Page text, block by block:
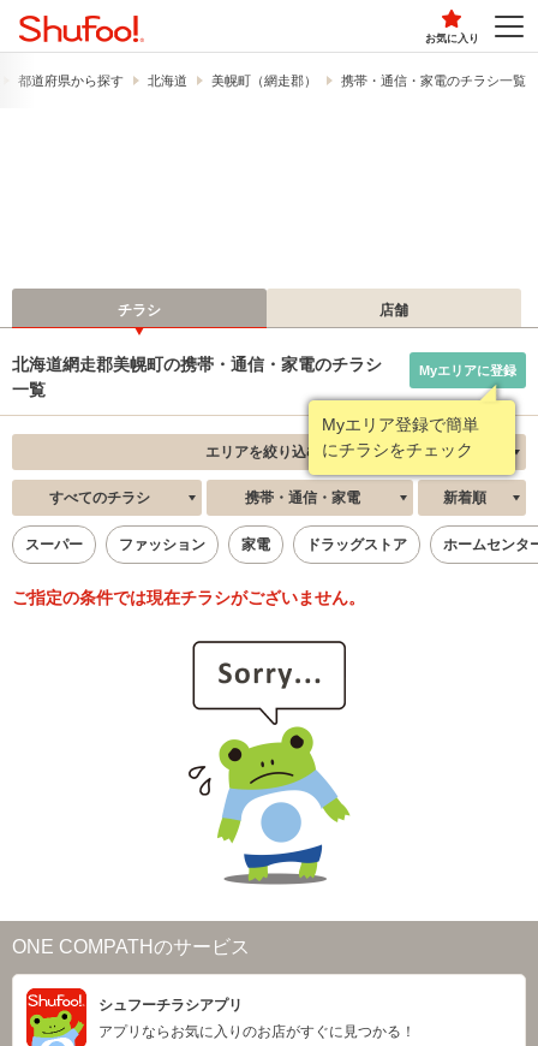
お気に入り
都道府県から探す 北海道 美幌町（網走郡） 携帯・通信・家電のチラシ一覧
チラシ 店舗
北海道網走郡美幌町の携帯・通信・家電のチラシ
一覧
Myエリア登録で簡単
にチラシをチェック
Myエリアに登録
エリアを絞り込む
すべてのチラシ 携帯・通信・家電 新着順
スーパー ファッション 家電 ドラッグストア ホームセンタ
ご指定の条件では現在チラシがございません。
ONE COMPATHのサービス
シュフーチラシアプリ
アプリならお気に入りのお店がすぐに見つかる！